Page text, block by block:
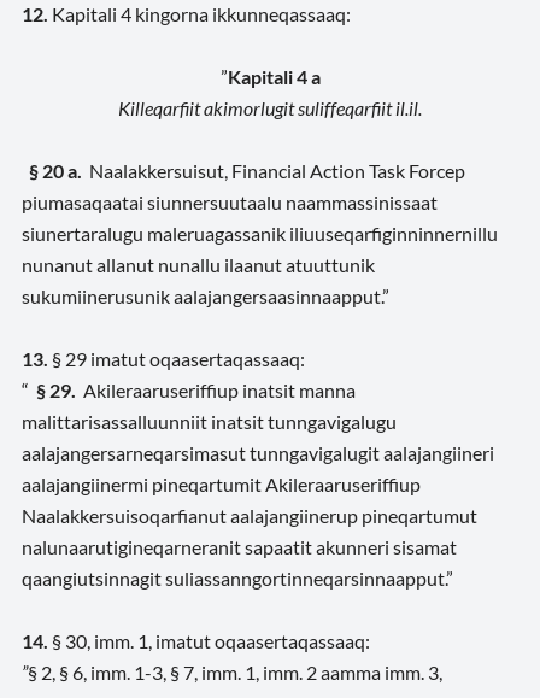
12. Kapitali 4 kingorna ikkunneqassaaq:
”Kapitali 4 a
Killeqarfiit akimorlugit suliffeqarfiit il.il.
§ 20 a. Naalakkersuisut, Financial Action Task Forcep
piumasaqaatai siunnersuutaalu naammassinissaat
siunertaralugu maleruagassanik iliuuseqarfiginninnernillu
nunanut allanut nunallu ilaanut atuuttunik
sukumiinerusunik aalajangersaasinnaapput.”
13. § 29 imatut oqaasertaqassaaq:
“ § 29. Akileraaruseriffiup inatsit manna
malittarisassalluunniit inatsit tunngavigalugu
aalajangersarneqarsimasut tunngavigalugit aalajangiineri
aalajangiinermi pineqartumit Akileraaruseriffiup
Naalakkersuisoqarfianut aalajangiinerup pineqartumut
nalunaarutigineqarneranit sapaatit akunneri sisamat
qaangiutsinnagit suliassanngortinneqarsinnaapput.”
14. § 30, imm. 1, imatut oqaasertaqassaaq:
”§ 2, § 6, imm. 1-3, § 7, imm. 1, imm. 2 aamma imm. 3,